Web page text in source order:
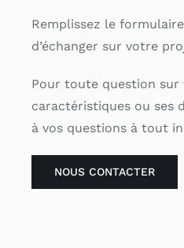
Remplissez le
d’échanger sur votre
Pour toute question sur
caractéristiques ou ses
à vos questions à tout
NOUS CONTACTER